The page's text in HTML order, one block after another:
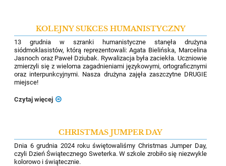
KOLEJNY SUKCES HUMANISTYCZNY
13 grudnia w szranki humanistyczne stanęła drużyna
siódmoklasistów, którą reprezentowali: Agata Bielińska, Marcelina
Jasnoch oraz Paweł Dziubak. Rywalizacja była zaciekła. Uczniowie
zmierzyli się z wieloma zagadnieniami językowymi, ortograficznymi
oraz interpunkcyjnymi. Nasza drużyna zajęła zaszczytne DRUGIE
miejsce!
Czytaj więcej
CHRISTMAS JUMPER DAY
Dnia 6 grudnia 2024 roku świętowaliśmy Christmas Jumper Day,
czyli Dzień Świątecznego Sweterka. W szkole zrobiło się niezwykle
kolorowo i świątecznie.